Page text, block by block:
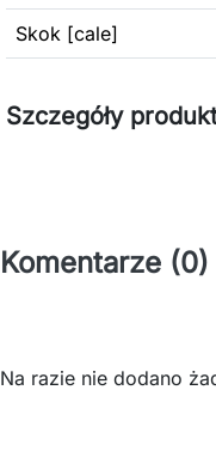
Skok [cale]
Szczegóły
Komentarze (0)
Na razie nie dodano